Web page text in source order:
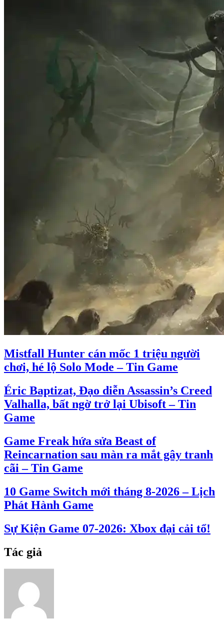
Mistfall Hunter cán mốc 1 triệu người
chơi, hé lộ Solo Mode – Tin Game
Éric Baptizat, Đạo diễn Assassin’s Creed
Valhalla, bất ngờ trở lại Ubisoft – Tin
Game
Game Freak hứa sửa Beast of
Reincarnation sau màn ra mắt gây tranh
cãi – Tin Game
10 Game Switch mới tháng 8-2026 – Lịch
Phát Hành Game
Sự Kiện Game 07-2026: Xbox đại cải tổ!
Tác giả